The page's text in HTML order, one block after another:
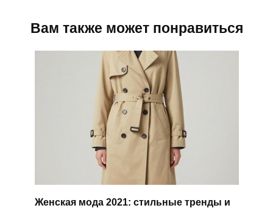
Вам также может понравиться
Женская мода 2021: стильные тренды и